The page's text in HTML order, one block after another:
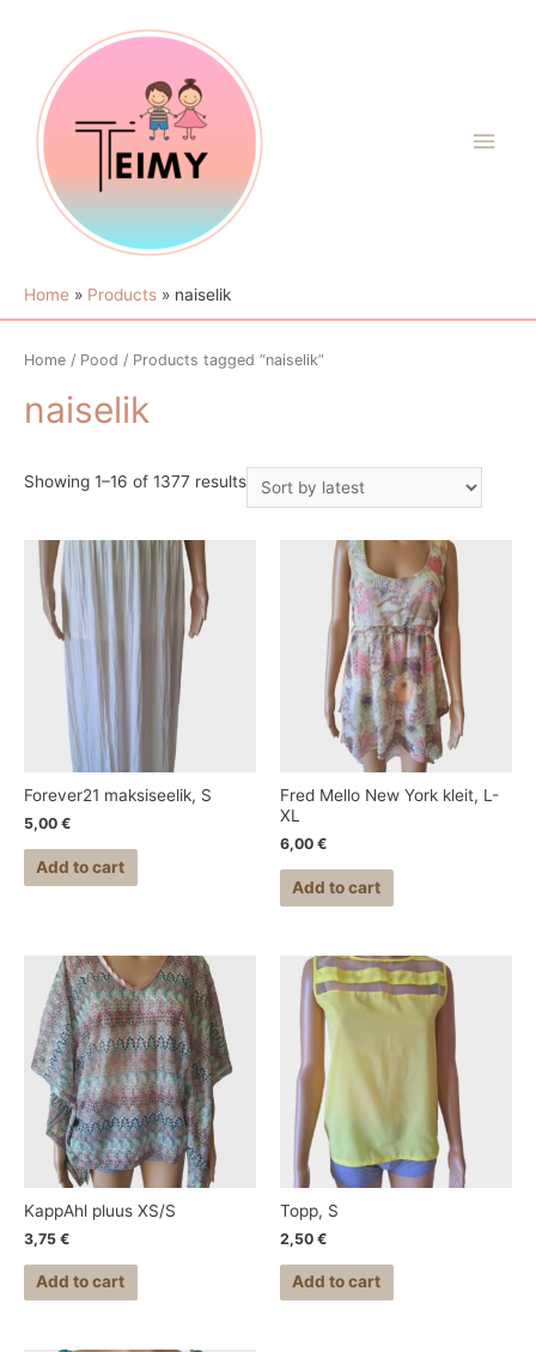
Home Products naiselik
Home / Pood / Products tagged “naiselik”
naiselik
Showing 1–16 of 1377 results
Forever21 maksiseelik, S
5,00 €
Add to cart
Fred Mello New York kleit, L-
XL
6,00 €
Add to cart
KappAhl pluus XS/S
3,75 €
Add to cart
Topp, S
2,50 €
Add to cart